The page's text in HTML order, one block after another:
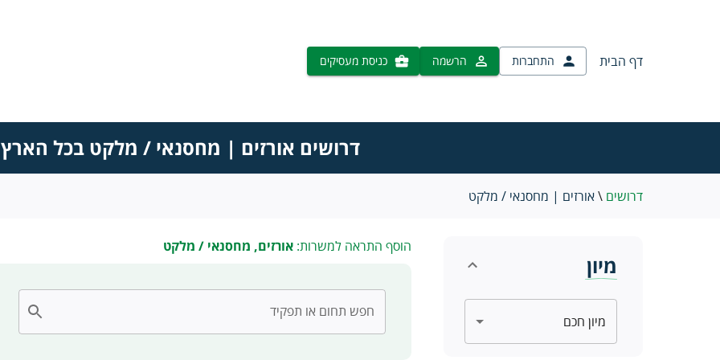
דף הבית התחברות הרשמה כניסת מעסיקים
דרושים אורזים | מחסנאי / מלקט בכל הארץ
דרושים \אורזים | מחסנאי / מלקט
מיון
הוסף התראה למשרות: אורזים, מחסנאי / מלקט
חפש תחום או תפקיד